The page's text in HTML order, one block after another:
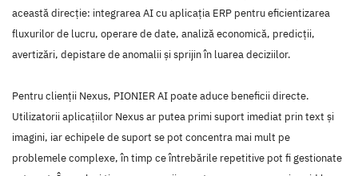
această direcție: integrarea AI cu aplicația ERP pentru eficientizarea
fluxurilor de lucru, operare de date, analiză economică, predicții,
avertizări, depistare de anomalii și sprijin în luarea deciziilor.
Pentru clienții Nexus, PIONIER AI poate aduce beneficii directe.
Utilizatorii aplicațiilor Nexus ar putea primi suport imediat prin text și
imagini, iar echipele de suport se pot concentra mai mult pe
problemele complexe, în timp ce întrebările repetitive pot fi gestionate